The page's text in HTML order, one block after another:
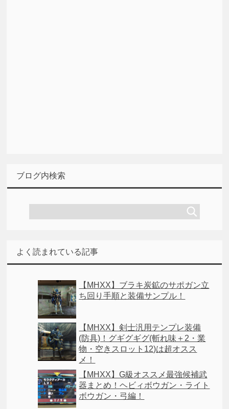
ブログ内検索
よく読まれている記事
【MHXX】ブラキ炭鉱のサポガン立
ち回り手順と装備サンプル！
【MHXX】剣士汎用テンプレ装備
(防具)！グギグギグ(斬れ味＋2・業
物・空きスロット12)は超オスス
メ！
【MHXX】G級オススメ最強候補武
器まとめ！ヘビィボウガン・ライト
ボウガン・弓編！